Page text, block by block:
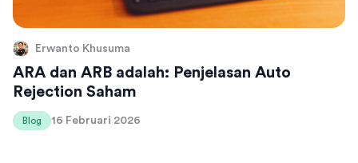
Erwanto Khusuma
ARA dan ARB adalah: Penjelasan Auto
Rejection Saham
Blog 16 Februari 2026